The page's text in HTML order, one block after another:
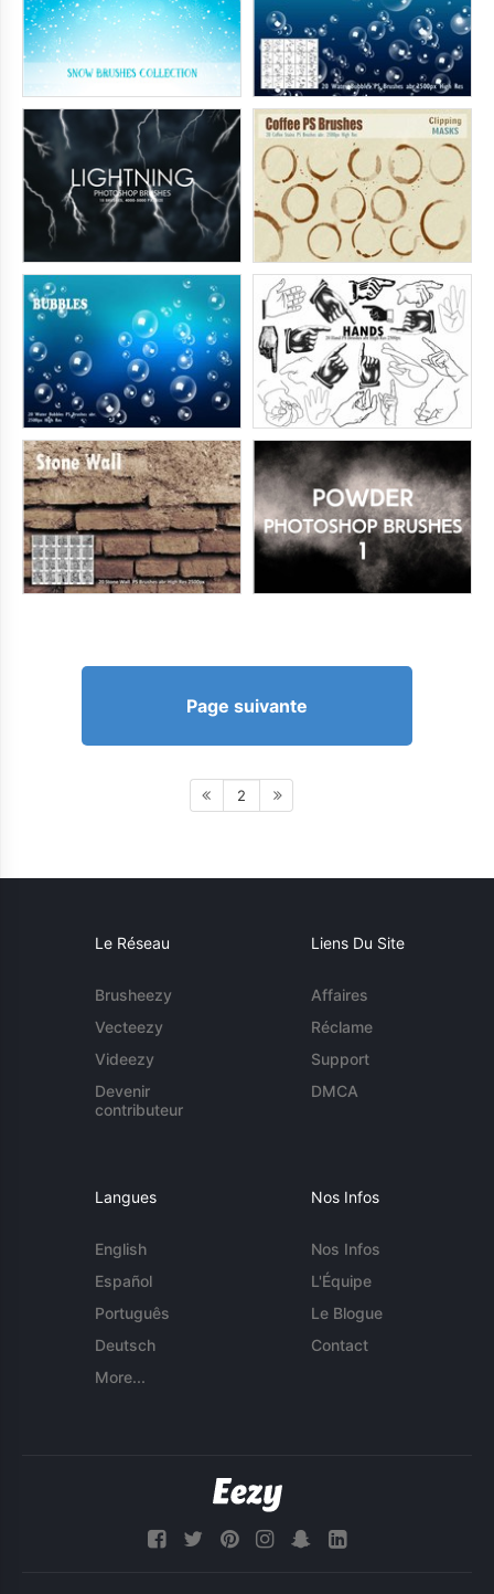
Page suivante
2
Le Réseau
Brusheezy
Vecteezy
Videezy
Devenir
contributeur
Liens Du Site
Affaires
Réclame
Support
DMCA
Langues
English
Español
Português
Deutsch
More...
Nos Infos
Nos Infos
L'Équipe
Le Blogue
Contact